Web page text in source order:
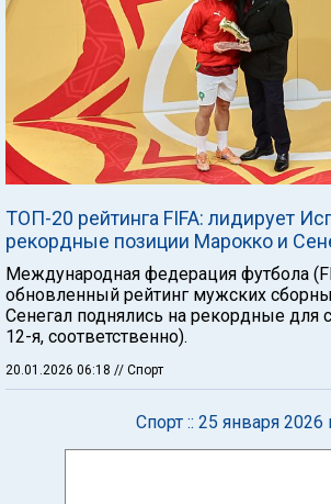
ТОП-20 рейтинга FIFA: лидирует
рекордные позиции Марокко и
Международная федерация футбола
обновленный рейтинг мужских
Сенегал поднялись на рекордные для
12-я, соответственно).
20.01.2026 06:18 // Спорт
Спорт :: 25 января 2026